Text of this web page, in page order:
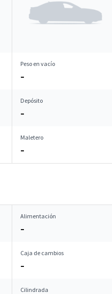
Peso en vacío
–
Depósito
–
Maletero
–
Alimentación
–
Caja de cambios
–
Cilindrada